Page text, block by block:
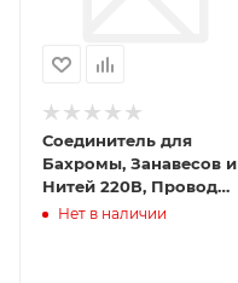
Соединитель для
Бахромы, Занавесов и
Нитей 220В, Провод
Белый Каучук, IP65
Нет в наличии